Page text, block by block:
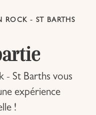
ROCK - ST BARTHS
- St Barths vous
expérience
!